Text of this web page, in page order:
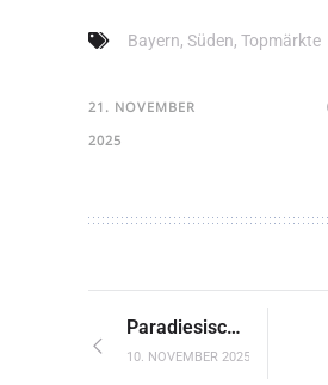
Bayern, Süden, Topmärkte
21. NOVEMBER
2025
Paradiesisches Gengenbach – Advent wie im Märchen
10. NOVEMBER 2025